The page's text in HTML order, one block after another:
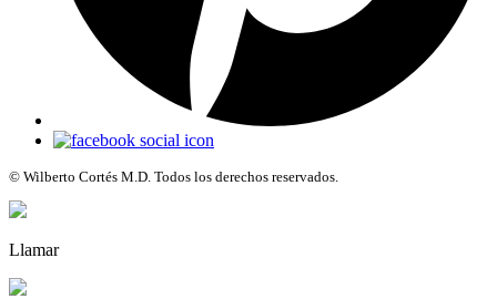
© Wilberto Cortés M.D. Todos los derechos reservados.
Llamar